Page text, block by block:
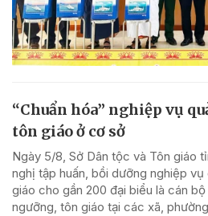
“Chuẩn hóa” nghiệp vụ
tôn giáo ở cơ sở
Ngày 5/8, Sở Dân tộc và Tôn giáo
nghị tập huấn, bồi dưỡng nghiệp
giáo cho gần 200 đại biểu là cán
ngưỡng, tôn giáo tại các xã,